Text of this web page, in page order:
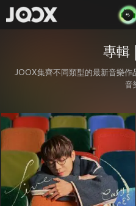
專輯
JOOX集齊不同類型的最新音樂作
音